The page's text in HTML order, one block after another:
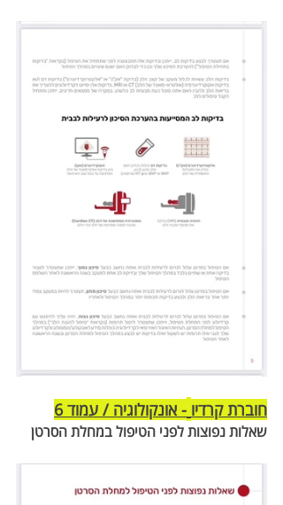
חוברת קרדיו - אונקולוגיה / עמוד 6
שאלות נפוצות לפני הטיפול במחלת הסרטן